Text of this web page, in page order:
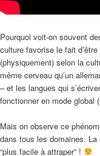
Pourquoi voit-on souvent
culture favorise le fait
(physiquement) selon la
même cerveau qu’un
– et les langues qui
fonctionner en mode global
Mais on observe ce
dans tous les domaines.
“plus facile à attraper” !